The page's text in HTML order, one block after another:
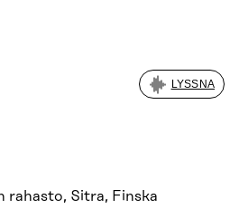
LYSSNA
rahasto, Sitra, Finska